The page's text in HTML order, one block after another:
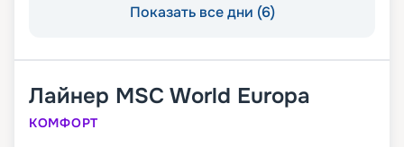
Показать все дни (6)
Лайнер MSC World Europa
КОМФОРТ